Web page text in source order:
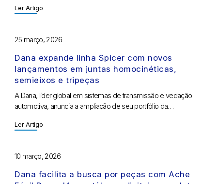
Ler Artigo
25 março, 2026
Dana expande linha Spicer com novos
lançamentos em juntas homocinéticas,
semieixos e tripeças
A Dana, líder global em sistemas de transmissão e vedação
automotiva, anuncia a ampliação de seu portfólio da…
Ler Artigo
10 março, 2026
Dana facilita a busca por peças com Ache